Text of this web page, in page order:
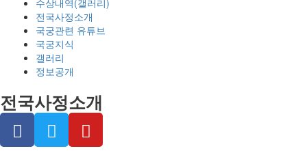
수상내역(갤러리)
전국사정소개
국궁관련 유튜브
국궁지식
갤러리
정보공개
전국사정소개